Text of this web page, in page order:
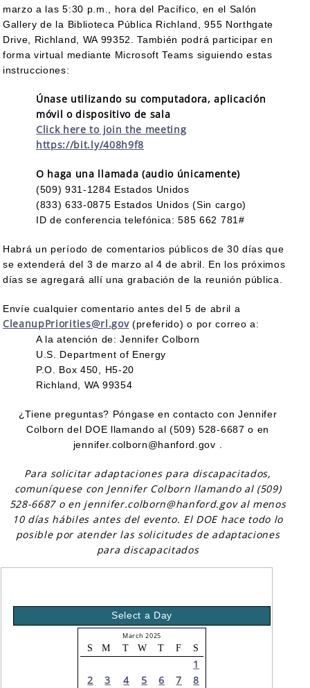
marzo a las 5:30 p.m., hora del Pacífico, en el Salón
Gallery de la Biblioteca Pública Richland, 955 Northgate
Drive, Richland, WA 99352. También podrá participar en
forma virtual mediante Microsoft Teams siguiendo estas
instrucciones:
Únase utilizando su computadora, aplicación
móvil o dispositivo de sala
Click here to join the meeting
https://bit.ly/408h9f8
O haga una llamada (audio únicamente)
(509) 931-1284 Estados Unidos
(833) 633-0875 Estados Unidos (Sin cargo)
ID de conferencia telefónica: 585 662 781#
Habrá un período de comentarios públicos de 30 días que
se extenderá del 3 de marzo al 4 de abril. En los próximos
días se agregará allí una grabación de la reunión pública.
Envíe cualquier comentario antes del 5 de abril a
CleanupPriorities@rl.gov(preferido) o por correo a:
A la atención de: Jennifer Colborn
U.S. Department of Energy
P.O. Box 450, H5-20
Richland, WA 99354
¿Tiene preguntas? Póngase en contacto con Jennifer
Colborn del DOE llamando al (509) 528-6687 o en
jennifer.colborn@hanford.gov .
Para solicitar adaptaciones para discapacitados,
comuníquese con Jennifer Colborn llamando al (509)
528-6687 o en jennifer.colborn@hanford.gov al menos
10 días hábiles antes del evento. El DOE hace todo lo
posible por atender las solicitudes de adaptaciones
para discapacitados
Select a Day
March 2025
S M T W T F S
1
2
3 4 5 6 7
8